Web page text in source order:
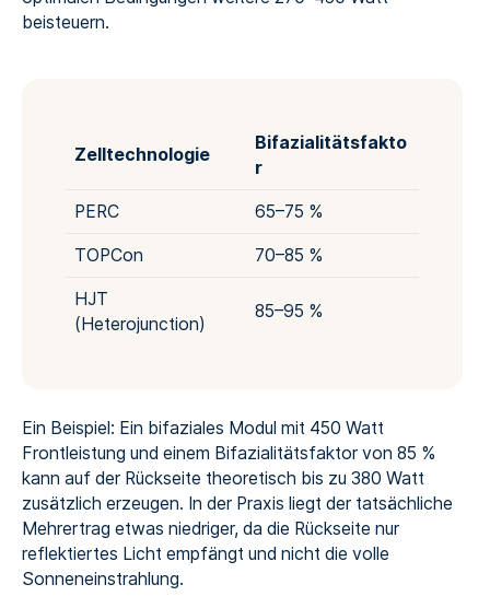
beisteuern.
Zelltechnologie
Bifazialitätsfakto
r
PERC 65–75 %
TOPCon 70–85 %
HJT
(Heterojunction)
85–95 %
Ein Beispiel: Ein bifaziales Modul mit 450 Watt
Frontleistung und einem Bifazialitätsfaktor von 85 %
kann auf der Rückseite theoretisch bis zu 380 Watt
zusätzlich erzeugen. In der Praxis liegt der tatsächliche
Mehrertrag etwas niedriger, da die Rückseite nur
reflektiertes Licht empfängt und nicht die volle
Sonneneinstrahlung.